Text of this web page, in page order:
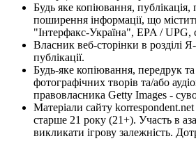
Будь яке копіювання,
поширення інформації, що
"Інтерфакс-Україна", EPA / UPG,
Власник веб-сторінки в розділі
публікації.
Будь-яке копіювання, передрук
фотографічних творів та/або
правовласника Getty Images -
Матеріали сайту korrespondent.net
старше 21 року (21+). Участь в
викликати ігрову залежність.